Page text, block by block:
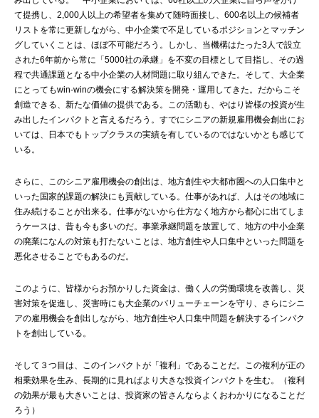
て提携し、2,000人以上の希望者を集めて随時面接し、600名以上の候補者
リストを常に更新しながら、中小企業で不足しているポジションとマッチン
グしていくことは、ほぼ不可能だろう。しかし、当機構はたった3人で設立
された6年前から常に「5000社の承継」を不変の目標として目指し、その過
程で共通課題となる中小企業の人材問題に取り組んできた。そして、大企業
にとってもwin-winの機会にする解決策を開発・運用してきた。だからこそ
創造できる、新たな価値の提供である。この活動も、やはり皆様の投資が生
み出したインパクトと言えるだろう。すでにシニアの新規雇用機会創出にお
いては、日本でもトップクラスの実績を有しているのではないかとも感じて
いる。
さらに、このシニア雇用機会の創出は、地方創生や大都市圏への人口集中と
いった国家的課題の解決にも貢献している。仕事があれば、人はその地域に
住み続けることが出来る。仕事がないから仕方なく地方から都心に出てしま
うケースは、昔も今も多いのだ。事業承継問題を放置して、地方の中小企業
の廃業になんの対策も打たないことは、地方創生や人口集中といった問題を
悪化させることでもあるのだ。
このように、皆様からお預かりした資金は、働く人の労働環境を改善し、災
害対策を促進し、災害時にも大企業のバリューチェーンを守り、さらにシニ
アの雇用機会を創出しながら、地方創生や人口集中問題を解決するインパク
トを創出している。
そして３つ目は、このインパクトが「複利」であることだ。この複利が正の
相乗効果を生み、長期的に見ればより大きな投資インパクトを生む。（複利
の効果が最も大きいことは、投資家の皆さんならよくおわかりになることだ
ろう）